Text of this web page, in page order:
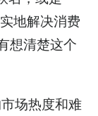
地解决消费
想清楚这个
场热度和难